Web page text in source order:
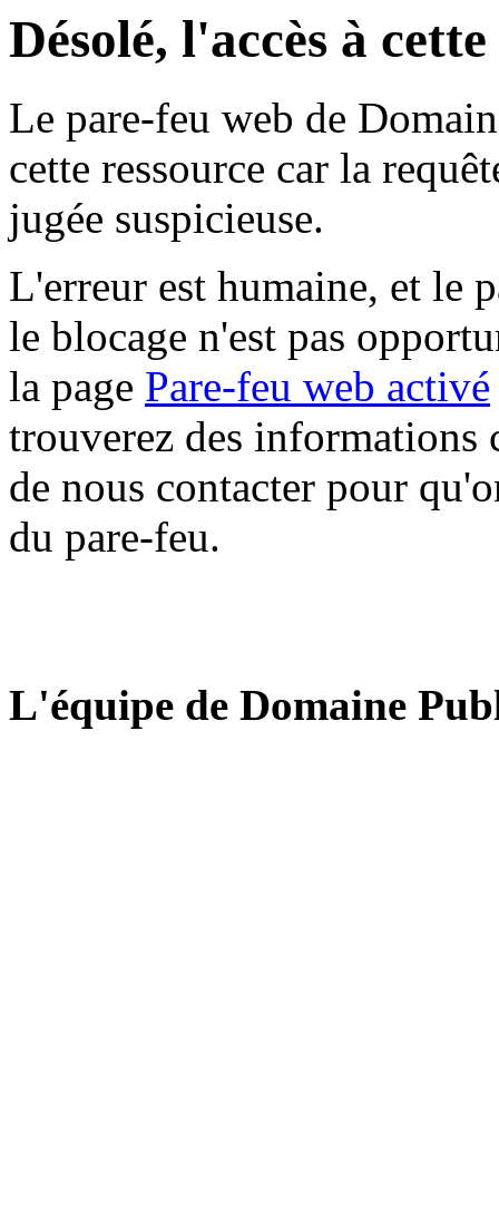
Désolé, l'accès à
Le pare-feu web de
cette ressource car la
jugée suspicieuse.
L'erreur est humaine, et le
le blocage n'est pas
la page Pare-feu web activé
trouverez des informations
de nous contacter pour
du pare-feu.
L'équipe de Domaine